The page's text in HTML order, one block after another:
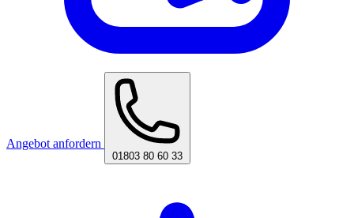
Angebot anfordern
01803 80 60 33